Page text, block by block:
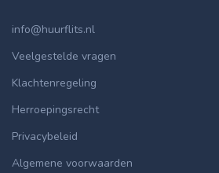
info@huurflits.nl
Veelgestelde vragen
Klachtenregeling
Herroepingsrecht
Privacybeleid
Algemene voorwaarden